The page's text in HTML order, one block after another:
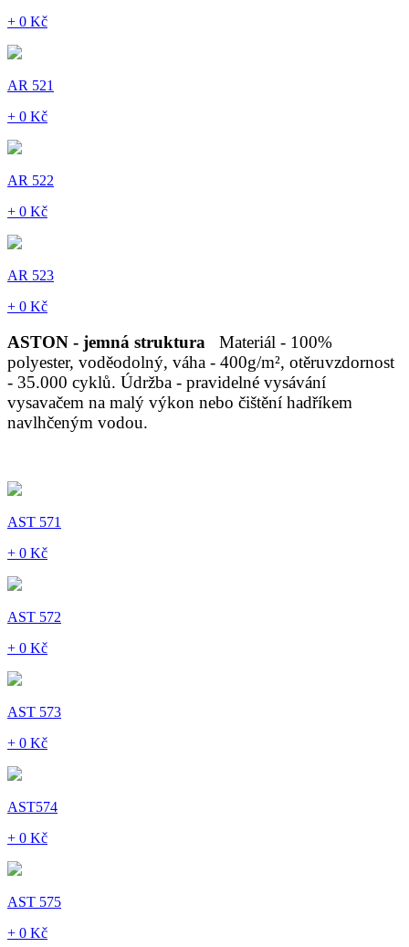
+ 0 Kč
AR 521
+ 0 Kč
AR 522
+ 0 Kč
AR 523
+ 0 Kč
ASTON - jemná struktura
Materiál - 100%
polyester, voděodolný, váha - 400g/m², otěruvzdornost
- 35.000 cyklů. Údržba - pravidelné vysávání
vysavačem na malý výkon nebo čištění hadříkem
navlhčeným vodou.
AST 571
+ 0 Kč
AST 572
+ 0 Kč
AST 573
+ 0 Kč
AST574
+ 0 Kč
AST 575
+ 0 Kč